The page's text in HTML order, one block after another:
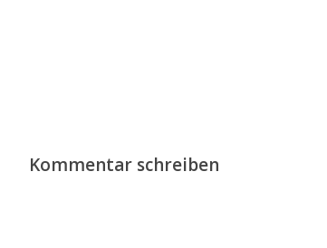
Kommentar schreiben